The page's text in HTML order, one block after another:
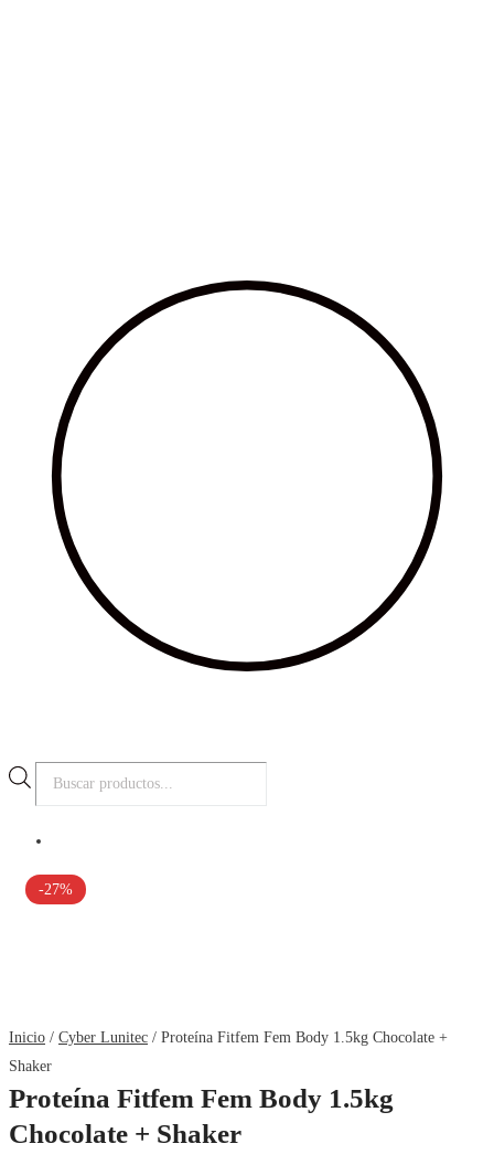
-27%
Inicio / Cyber Lunitec / Proteína Fitfem Fem Body 1.5kg Chocolate +
Shaker
Proteína Fitfem Fem Body 1.5kg
Chocolate + Shaker